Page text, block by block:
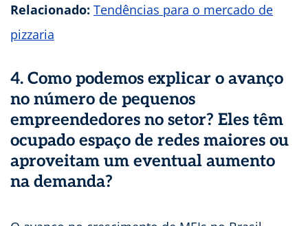
Relacionado: Tendências para o mercado de
pizzaria
4. Como podemos explicar o avanço
no número de pequenos
empreendedores no setor? Eles têm
ocupado espaço de redes maiores ou
aproveitam um eventual aumento
na demanda?